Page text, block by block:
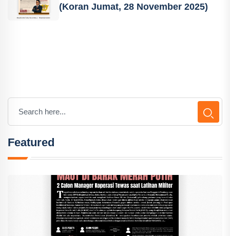
(Koran Jumat, 28 November 2025)
Featured